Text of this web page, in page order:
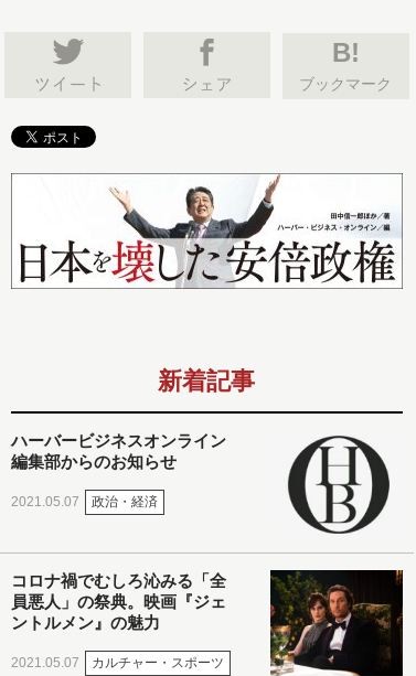
B!
ブックマーク
新着記事
ハーバービジネスオンライン
編集部からのお知らせ
2021.05.07 政治・経済
コロナ禍でむしろ沁みる「全
員悪人」の祭典。映画『ジェ
ントルメン』の魅力
2021.05.07 カルチャー・スポーツ